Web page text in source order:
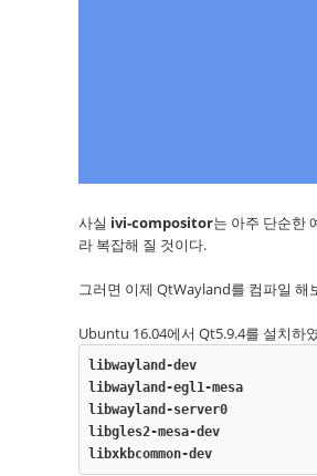
사실 ivi-compositor는 아주 단순한
라 복잡해 질 것이다.
그러면 이제 QtWayland를 컴파일
Ubuntu 16.04에서 Qt5.9.4를 설치하
libwayland-dev
libwayland-egl1-mesa
libwayland-server0
libgles2-mesa-dev
libxkbcommon-dev